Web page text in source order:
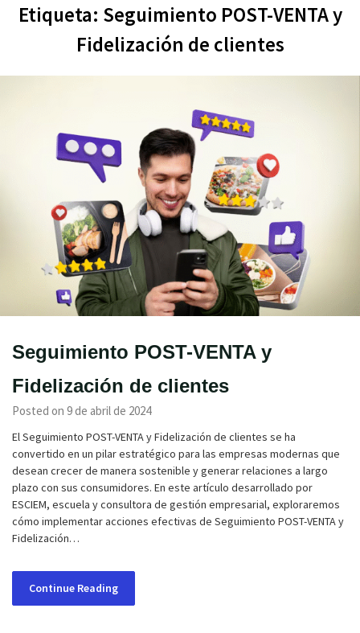
Etiqueta: Seguimiento POST-VENTA y
Fidelización de clientes
Seguimiento POST-VENTA y
Fidelización de clientes
Posted on 9 de abril de 2024
El Seguimiento POST-VENTA y Fidelización de clientes se ha
convertido en un pilar estratégico para las empresas modernas que
desean crecer de manera sostenible y generar relaciones a largo
plazo con sus consumidores. En este artículo desarrollado por
ESCIEM, escuela y consultora de gestión empresarial, exploraremos
cómo implementar acciones efectivas de Seguimiento POST-VENTA y
Fidelización…
Continue Reading